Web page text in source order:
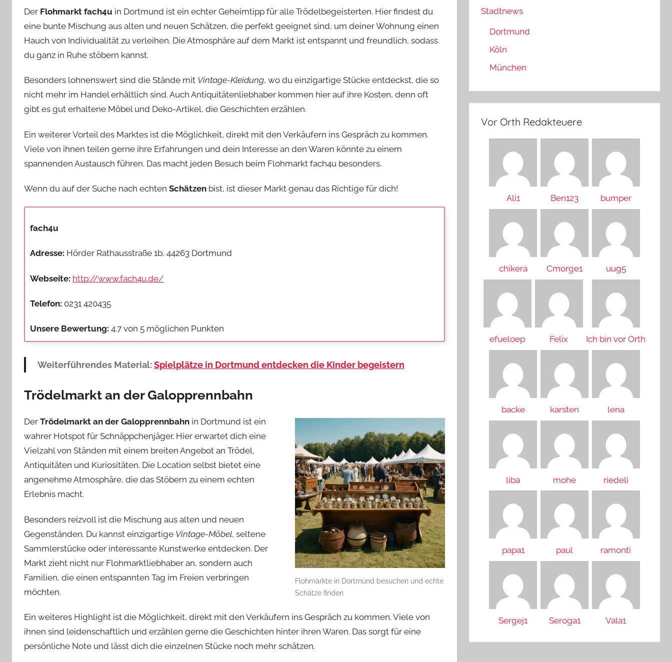
Der Flohmarkt fach4u in Dortmund ist ein echter Geheimtipp für alle Trödelbegeisterten. Hier findest du
eine bunte Mischung aus alten und neuen Schätzen, die perfekt geeignet sind, um deiner Wohnung einen
Hauch von Individualität zu verleihen. Die Atmosphäre auf dem Markt ist entspannt und freundlich, sodass
du ganz in Ruhe stöbern kannst.
Besonders lohnenswert sind die Stände mit Vintage-Kleidung, wo du einzigartige Stücke entdeckst, die so
nicht mehr im Handel erhältlich sind. Auch Antiquitätenliebhaber kommen hier auf ihre Kosten, denn oft
gibt es gut erhaltene Möbel und Deko-Artikel, die Geschichten erzählen.
Ein weiterer Vorteil des Marktes ist die Möglichkeit, direkt mit den Verkäufern ins Gespräch zu kommen.
Viele von ihnen teilen gerne ihre Erfahrungen und dein Interesse an den Waren könnte zu einem
spannenden Austausch führen. Das macht jeden Besuch beim Flohmarkt fach4u besonders.
Wenn du auf der Suche nach echten Schätzen bist, ist dieser Markt genau das Richtige für dich!
fach4u
Adresse: Hörder Rathausstraße 1b, 44263 Dortmund
Webseite: http://www.fach4u.de/
Telefon: 0231 420435
Unsere Bewertung: 4.7 von 5 möglichen Punkten
Weiterführendes Material:Spielplätze in Dortmund entdecken die Kinder begeistern
Trödelmarkt an der Galopprennbahn
Flohmärkte in Dortmund besuchen und echte
Schätze finden
Der Trödelmarkt an der Galopprennbahn in Dortmund ist ein
wahrer Hotspot für Schnäppchenjäger. Hier erwartet dich eine
Vielzahl von Ständen mit einem breiten Angebot an Trödel,
Antiquitäten und Kuriositäten. Die Location selbst bietet eine
angenehme Atmosphäre, die das Stöbern zu einem echten
Erlebnis macht.
Besonders reizvoll ist die Mischung aus alten und neuen
Gegenständen. Du kannst einzigartige Vintage-Möbel, seltene
Sammlerstücke oder interessante Kunstwerke entdecken. Der
Markt zieht nicht nur Flohmarktliebhaber an, sondern auch
Familien, die einen entspannten Tag im Freien verbringen
möchten.
Ein weiteres Highlight ist die Möglichkeit, direkt mit den Verkäufern ins Gespräch zu kommen. Viele von
ihnen sind leidenschaftlich und erzählen gerne die Geschichten hinter ihren Waren. Das sorgt für eine
persönliche Note und lässt dich die einzelnen Stücke noch mehr schätzen.
Stadtnews
Dortmund
Köln
München
Vor Orth Redakteuere
Ali1 Ben123 bumper
chikera Cmorge1 uug5
efueloep Felix Ich bin vor Orth
backe karsten lena
liba mohe riedeli
papa1 paul ramonti
Sergej1 Seroga1 Vala1